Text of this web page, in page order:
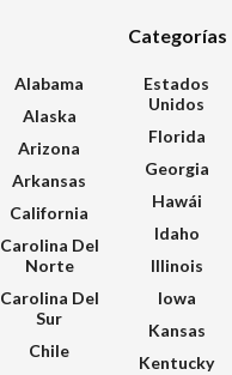
Categorías
Alabama
Alaska
Arizona
Arkansas
California
Carolina Del
Norte
Carolina Del
Sur
Chile
Estados
Unidos
Florida
Georgia
Hawái
Idaho
Illinois
Iowa
Kansas
Kentucky